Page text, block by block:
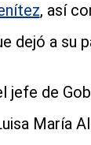
, así
dejó a su
jefe de
María